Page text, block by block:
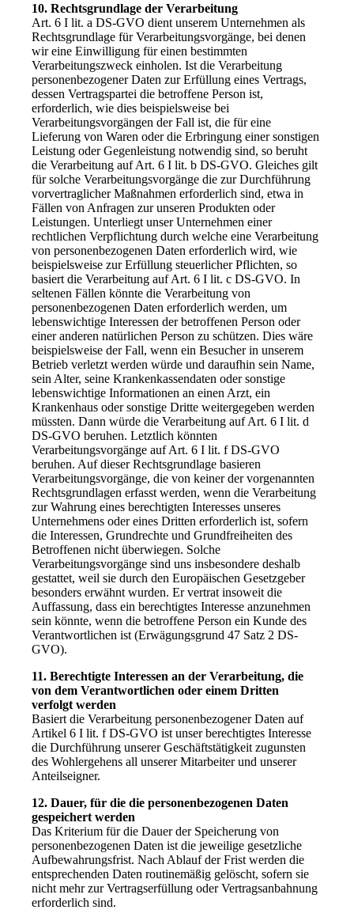
10. Rechtsgrundlage der Verarbeitung
Art. 6 I lit. a DS-GVO dient unserem Unternehmen als
Rechtsgrundlage für Verarbeitungsvorgänge, bei denen
wir eine Einwilligung für einen bestimmten
Verarbeitungszweck einholen. Ist die Verarbeitung
personenbezogener Daten zur Erfüllung eines Vertrags,
dessen Vertragspartei die betroffene Person ist,
erforderlich, wie dies beispielsweise bei
Verarbeitungsvorgängen der Fall ist, die für eine
Lieferung von Waren oder die Erbringung einer sonstigen
Leistung oder Gegenleistung notwendig sind, so beruht
die Verarbeitung auf Art. 6 I lit. b DS-GVO. Gleiches gilt
für solche Verarbeitungsvorgänge die zur Durchführung
vorvertraglicher Maßnahmen erforderlich sind, etwa in
Fällen von Anfragen zur unseren Produkten oder
Leistungen. Unterliegt unser Unternehmen einer
rechtlichen Verpflichtung durch welche eine Verarbeitung
von personenbezogenen Daten erforderlich wird, wie
beispielsweise zur Erfüllung steuerlicher Pflichten, so
basiert die Verarbeitung auf Art. 6 I lit. c DS-GVO. In
seltenen Fällen könnte die Verarbeitung von
personenbezogenen Daten erforderlich werden, um
lebenswichtige Interessen der betroffenen Person oder
einer anderen natürlichen Person zu schützen. Dies wäre
beispielsweise der Fall, wenn ein Besucher in unserem
Betrieb verletzt werden würde und daraufhin sein Name,
sein Alter, seine Krankenkassendaten oder sonstige
lebenswichtige Informationen an einen Arzt, ein
Krankenhaus oder sonstige Dritte weitergegeben werden
müssten. Dann würde die Verarbeitung auf Art. 6 I lit. d
DS-GVO beruhen. Letztlich könnten
Verarbeitungsvorgänge auf Art. 6 I lit. f DS-GVO
beruhen. Auf dieser Rechtsgrundlage basieren
Verarbeitungsvorgänge, die von keiner der vorgenannten
Rechtsgrundlagen erfasst werden, wenn die Verarbeitung
zur Wahrung eines berechtigten Interesses unseres
Unternehmens oder eines Dritten erforderlich ist, sofern
die Interessen, Grundrechte und Grundfreiheiten des
Betroffenen nicht überwiegen. Solche
Verarbeitungsvorgänge sind uns insbesondere deshalb
gestattet, weil sie durch den Europäischen Gesetzgeber
besonders erwähnt wurden. Er vertrat insoweit die
Auffassung, dass ein berechtigtes Interesse anzunehmen
sein könnte, wenn die betroffene Person ein Kunde des
Verantwortlichen ist (Erwägungsgrund 47 Satz 2 DS-
GVO).
11. Berechtigte Interessen an der Verarbeitung, die
von dem Verantwortlichen oder einem Dritten
verfolgt werden
Basiert die Verarbeitung personenbezogener Daten auf
Artikel 6 I lit. f DS-GVO ist unser berechtigtes Interesse
die Durchführung unserer Geschäftstätigkeit zugunsten
des Wohlergehens all unserer Mitarbeiter und unserer
Anteilseigner.
12. Dauer, für die die personenbezogenen Daten
gespeichert werden
Das Kriterium für die Dauer der Speicherung von
personenbezogenen Daten ist die jeweilige gesetzliche
Aufbewahrungsfrist. Nach Ablauf der Frist werden die
entsprechenden Daten routinemäßig gelöscht, sofern sie
nicht mehr zur Vertragserfüllung oder Vertragsanbahnung
erforderlich sind.